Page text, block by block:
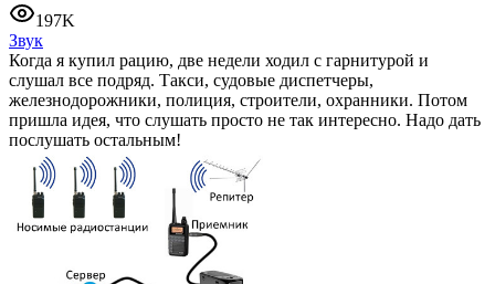
197K
Звук
Когда я купил рацию, две недели ходил с гарнитурой и
слушал все подряд. Такси, судовые диспетчеры,
железнодорожники, полиция, строители, охранники. Потом
пришла идея, что слушать просто не так интересно. Надо дать
послушать остальным!